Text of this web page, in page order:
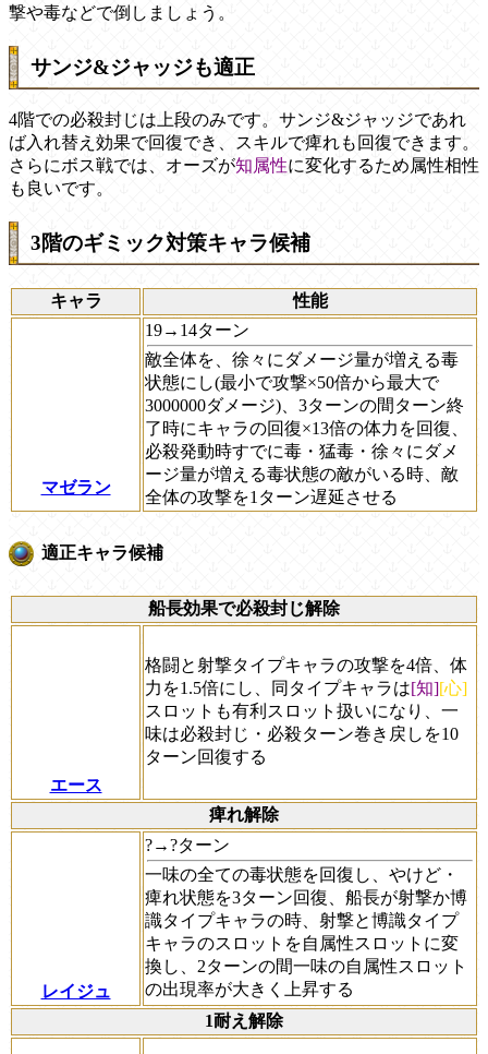
撃や毒などで倒しましょう。
サンジ&ジャッジも適正
4階での必殺封じは上段のみです。サンジ&ジャッジであれ
ば入れ替え効果で回復でき、スキルで痺れも回復できます。
さらにボス戦では、オーズが知属性に変化するため属性相性
も良いです。
3階のギミック対策キャラ候補
キャラ 性能
マゼラン
19→14ターン
敵全体を、徐々にダメージ量が増える毒
状態にし(最小で攻撃×50倍から最大で
3000000ダメージ)、3ターンの間ターン終
了時にキャラの回復×13倍の体力を回復、
必殺発動時すでに毒・猛毒・徐々にダメ
ージ量が増える毒状態の敵がいる時、敵
全体の攻撃を1ターン遅延させる
適正キャラ候補
船長効果で必殺封じ解除
エース
格闘と射撃タイプキャラの攻撃を4倍、体
力を1.5倍にし、同タイプキャラは[知][心]
スロットも有利スロット扱いになり、一
味は必殺封じ・必殺ターン巻き戻しを10
ターン回復する
痺れ解除
レイジュ
?→?ターン
一味の全ての毒状態を回復し、やけど・
痺れ状態を3ターン回復、船長が射撃か博
識タイプキャラの時、射撃と博識タイプ
キャラのスロットを自属性スロットに変
換し、2ターンの間一味の自属性スロット
の出現率が大きく上昇する
1耐え解除